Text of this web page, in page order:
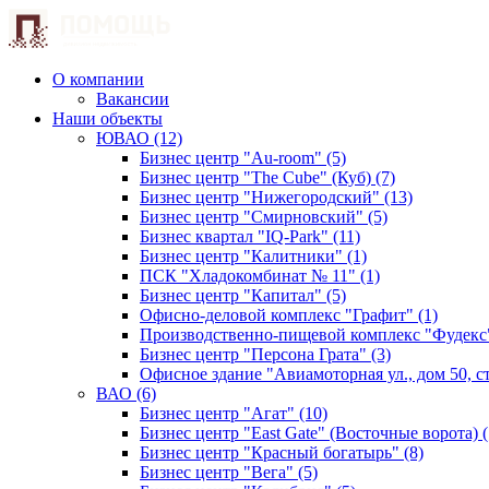
О компании
Вакансии
Наши объекты
ЮВАО (12)
Бизнес центр "Au-room" (5)
Бизнес центр "The Cube" (Куб) (7)
Бизнес центр "Нижегородский" (13)
Бизнес центр "Смирновский" (5)
Бизнес квартал "IQ-Park" (11)
Бизнес центр "Калитники" (1)
ПСК "Хладокомбинат № 11" (1)
Бизнес центр "Капитал" (5)
Офисно-деловой комплекс "Графит" (1)
Производственно-пищевой комплекс
Бизнес центр "Персона Грата" (3)
Офисное здание "Авиамоторная ул., дом 50,
ВАО (6)
Бизнес центр "Агат" (10)
Бизнес центр "East Gate" (Восточные ворота)
Бизнес центр "Красный богатырь" (8)
Бизнес центр "Вега" (5)